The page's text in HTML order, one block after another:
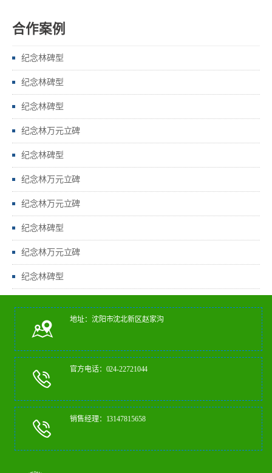
合作案例
纪念林碑型
纪念林碑型
纪念林碑型
纪念林万元立碑
纪念林碑型
纪念林万元立碑
纪念林万元立碑
纪念林碑型
纪念林万元立碑
纪念林碑型
地址：沈阳市沈北新区赵家沟
官方电话：024-22721044
销售经理：13147815658